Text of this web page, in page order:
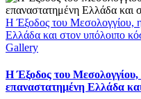
Η Έξοδος του Μεσολογγίου, η
Ελλάδα και στον υπόλοιπο
Gallery
Η Έξοδος του Μεσολογγίου,
επαναστατημένη Ελλάδα